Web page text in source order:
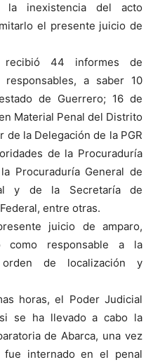
la inexistencia del acto
el presente juicio de
recibió 44 informes de
responsables, a saber 10
de Guerrero; 16 de
Material Penal del Distrito
la Delegación de la PGR
de la Procuraduría
Procuraduría General de
y de la Secretaría de
entre otras.
juicio de amparo,
como responsable a la
de localización y
horas, el Poder Judicial
se ha llevado a cabo la
de Abarca, una vez
internado en el penal